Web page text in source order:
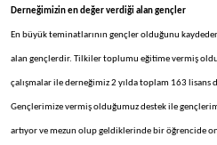
Derneğimizin en değer verdiği alan gençler
En büyük teminatlarının gençler olduğunu
alan gençlerdir. Tilkiler toplumu eğitime vermiş
çalışmalar ile derneğimiz 2 yılda toplam 163 lisans
Gençlerimize vermiş olduğumuz destek ile
artıyor ve mezun olup geldiklerinde bir öğrencide